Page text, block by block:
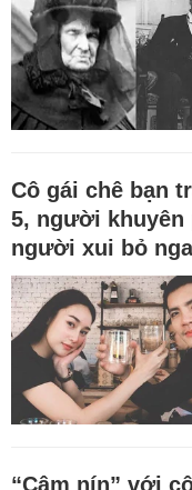
Cô gái chê bạn
5, người
người xui bỏ
“Câm nín” với